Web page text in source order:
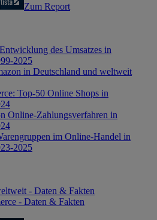
Zum Report
des Umsatzes in
2025
in Deutschland und weltweit
Top-50 Online Shops in
Online-Zahlungsverfahren in
im Online-Handel in
2025
- Daten & Fakten
- Daten & Fakten